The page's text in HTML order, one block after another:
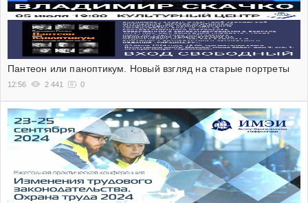
Пантеон или паноптикум. Новый взгляд на старые портреты
12:56 2 441 0